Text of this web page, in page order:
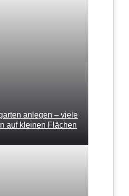
anlegen – viele
auf kleinen Flächen